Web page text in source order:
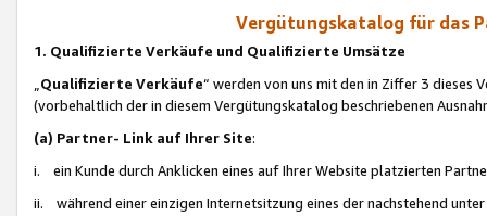
Vergütungskatalog für das
1. Qualifizierte Verkäufe und Qualifizierte Umsätze
Qualifizierte Verkäufe“ werden von uns mit den in Ziffer 3
(vorbehaltlich der in diesem Vergütungskatalog beschriebenen
(a) Partner- Link auf Ihrer Site:
i. ein Kunde durch Anklicken eines auf Ihrer Website platzierten
ii. während einer einzigen Internetsitzung eines der nachstehend